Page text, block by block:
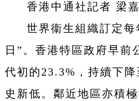
香港中通社記者 梁
世界衞生組織訂定
日”。香港特區政府早前
代初的23.3%，持續下
史新低。鄰近地區亦積